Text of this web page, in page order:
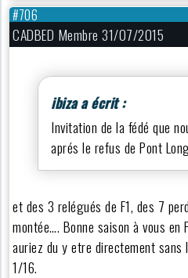
#706
CADBED Membre 31/07/2015
ibiza a écrit :
Invitation de la fédé que
aprés le refus de Pont
et des 3 relégués de F1, des 7
montée…. Bonne saison à vous en
auriez du y etre directement sans
1/16.